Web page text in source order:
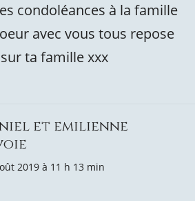
condoléances à la famille
avec vous tous repose
ta famille xxx
et emilienne
2019 à 11 h 13 min